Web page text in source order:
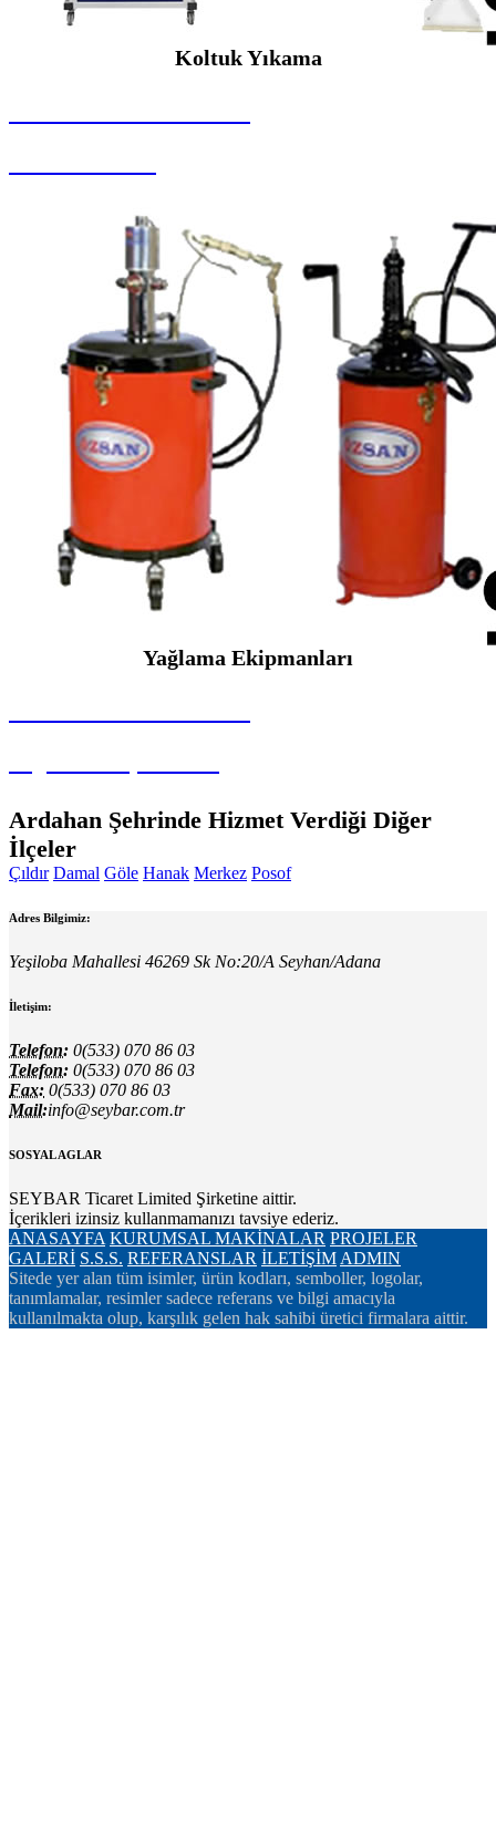
Koltuk Yıkama
Yağlama Ekipmanları
Ardahan Şehrinde Hizmet Verdiği Diğer
İlçeler
Çıldır Damal Göle Hanak Merkez Posof
Adres Bilgimiz:
Yeşiloba Mahallesi 46269 Sk No:20/A Seyhan/Adana
İletişim:
Telefon: 0(533) 070 86 03
Telefon: 0(533) 070 86 03
Fax: 0(533) 070 86 03
Mail:info@seybar.com.tr
SOSYAL AGLAR
SEYBAR Ticaret Limited Şirketine aittir.
İçerikleri izinsiz kullanmamanızı tavsiye ederiz.
ANASAYFA KURUMSAL MAKİNALAR PROJELER
GALERİ S.S.S. REFERANSLAR İLETİŞİM ADMIN
Sitede yer alan tüm isimler, ürün kodları, semboller, logolar,
tanımlamalar, resimler sadece referans ve bilgi amacıyla
kullanılmakta olup, karşılık gelen hak sahibi üretici firmalara aittir.